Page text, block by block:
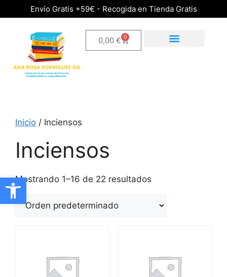
Abrir barra de herramientas
Envío Gratis +59€ - Recogida en Tienda Gratis
0,00 € 0
Inicio / Inciensos
Inciensos
Mostrando 1–16 de 22 resultados